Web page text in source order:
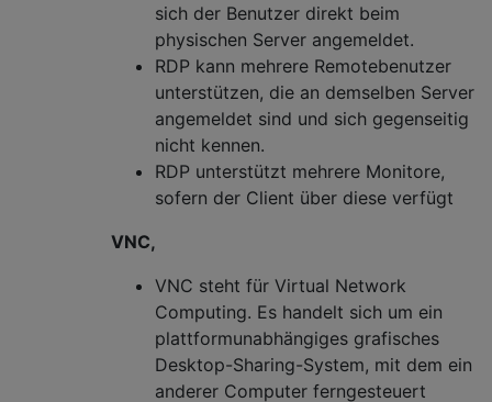
sich der Benutzer direkt beim
physischen Server angemeldet.
RDP kann mehrere Remotebenutzer
unterstützen, die an demselben Server
angemeldet sind und sich gegenseitig
nicht kennen.
RDP unterstützt mehrere Monitore,
sofern der Client über diese verfügt
VNC,
VNC steht für Virtual Network
Computing. Es handelt sich um ein
plattformunabhängiges grafisches
Desktop-Sharing-System, mit dem ein
anderer Computer ferngesteuert